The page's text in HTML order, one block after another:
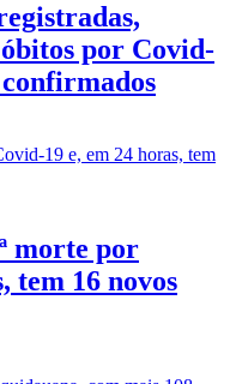
por Covid-
confirmados
morte por
tem 16 novos